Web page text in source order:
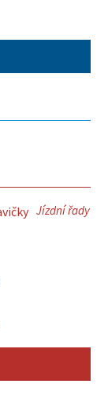
Jízdní řady